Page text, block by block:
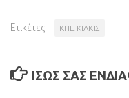
Ετικέτες: ΚΠΕ ΚΙΛΚΙΣ
ΊΣΩΣ ΣΑΣ